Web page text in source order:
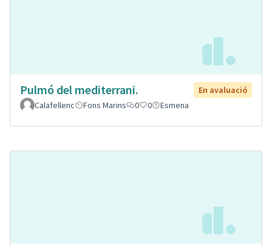
Pulmó del mediterrani.
En avaluació
Calafellenc
Fons Marins 0 0 Esmena